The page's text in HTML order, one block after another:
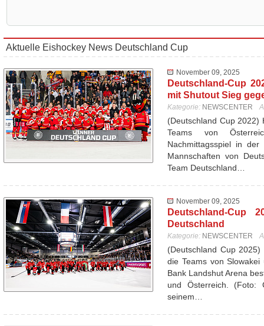
Aktuelle Eishockey News Deutschland Cup
November 09, 2025
Deutschland-Cup
mit Shutout Sieg
Kategorie: NEWSCENTER
(Deutschland Cup 2022)
Teams von
Nachmittagsspiel in
Mannschaften von
Team Deutschland…
November 09, 2025
Deutschland-Cup
Deutschland
Kategorie: NEWSCENTER
(Deutschland Cup
die Teams von
Bank Landshut Arena
und Österreich. (Foto:
seinem…